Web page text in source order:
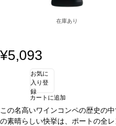
在庫あり
¥5,093
お気に
入り登
録
カートに追加
この名高いワインコンペの歴史の
の素晴らしい快挙は、ポートの全